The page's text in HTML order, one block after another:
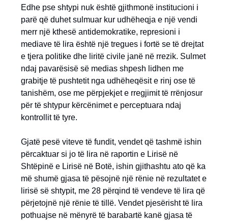
Edhe pse shtypi nuk është gjithmonë institucioni i
parë që duhet sulmuar kur udhëheqja e një vendi
merr një kthesë antidemokratike, represioni i
mediave të lira është një tregues i fortë se të drejtat
e tjera politike dhe liritë civile janë në rrezik. Sulmet
ndaj pavarësisë së medias shpesh lidhen me
grabitje të pushtetit nga udhëheqësit e rinj ose të
tanishëm, ose me përpjekjet e rregjimit të rrënjosur
për të shtypur kërcënimet e perceptuara ndaj
kontrollit të tyre.
Gjatë pesë viteve të fundit, vendet që tashmë ishin
përcaktuar si jo të lira në raportin e Lirisë në
Shtëpinë e Lirisë në Botë, ishin gjithashtu ato që ka
më shumë gjasa të pësojnë një rënie në rezultatet e
lirisë së shtypit, me 28 përqind të vendeve të lira që
përjetojnë një rënie të tillë. Vendet pjesërisht të lira
pothuajse në mënyrë të barabartë kanë gjasa të